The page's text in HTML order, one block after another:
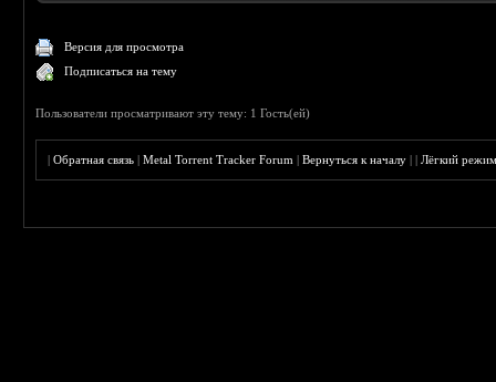
Версия для просмотра
Подписаться на тему
Пользователи просматривают эту тему: 1 Гость(ей)
|Обратная связь |Metal Torrent Tracker Forum |Вернуться к началу ||Лёгкий